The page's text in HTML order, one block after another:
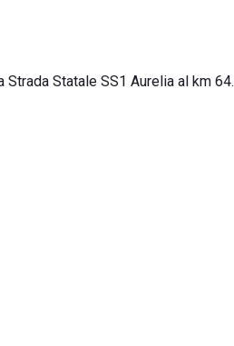
Statale SS1 Aurelia al km 64.